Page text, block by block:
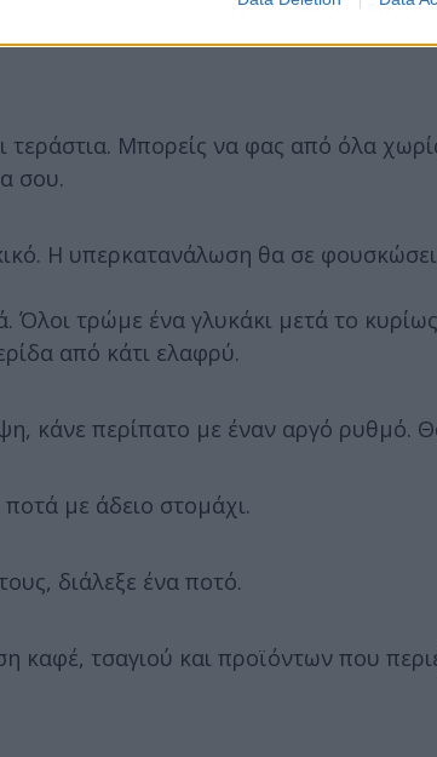
τεράστια. Μπορείς να φας από όλα
σου.
Η υπερκατανάλωση θα σε
τρώμε ένα γλυκάκι μετά το
από κάτι ελαφρύ.
κάνε περίπατο με έναν αργό ρυθμό.
με άδειο στομάχι.
διάλεξε ένα ποτό.
καφέ, τσαγιού και προϊόντων που